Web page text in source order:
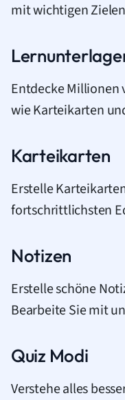
mit wichtigen
Entdecke Millionen
wie Karteikarten
Karteikarten
Erstelle
fortschrittlichsten
Notizen
Erstelle schöne
Bearbeite Sie mit
Quiz Modi
Verstehe alles